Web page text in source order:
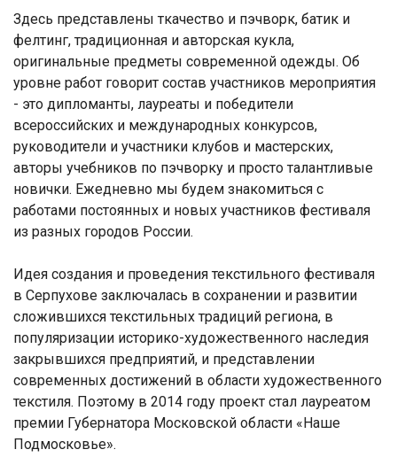
Здесь представлены ткачество и пэчворк, батик и
фелтинг, традиционная и авторская кукла,
оригинальные предметы современной одежды. Об
уровне работ говорит состав участников мероприятия
- это дипломанты, лауреаты и победители
всероссийских и международных конкурсов,
руководители и участники клубов и мастерских,
авторы учебников по пэчворку и просто талантливые
новички. Ежедневно мы будем знакомиться с
работами постоянных и новых участников фестиваля
из разных городов России.
Идея создания и проведения текстильного фестиваля
в Серпухове заключалась в сохранении и развитии
сложившихся текстильных традиций региона, в
популяризации историко-художественного наследия
закрывшихся предприятий, и представлении
современных достижений в области художественного
текстиля. Поэтому в 2014 году проект стал лауреатом
премии Губернатора Московской области «Наше
Подмосковье».